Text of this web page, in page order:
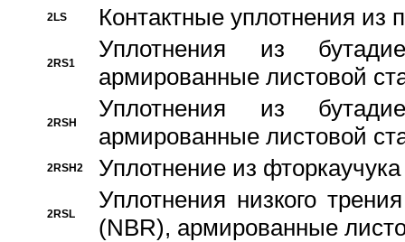
2LS Контактные уплотнения из
2RS1
Уплотнения из
армированные листовой
2RSH
Уплотнения из
армированные листовой
2RSH2 Уплотнение из
2RSL
Уплотнения низкого
(NBR), армированные